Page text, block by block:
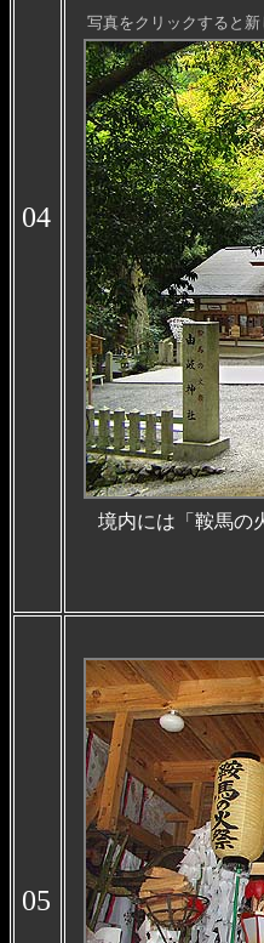
04
写真をクリックすると
境内には「鞍馬の
05